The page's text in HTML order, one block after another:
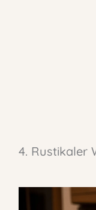
4. Rustikaler